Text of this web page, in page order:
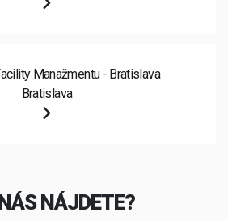
Manažmentu - Bratislava
Bratislava
NÁJDETE?